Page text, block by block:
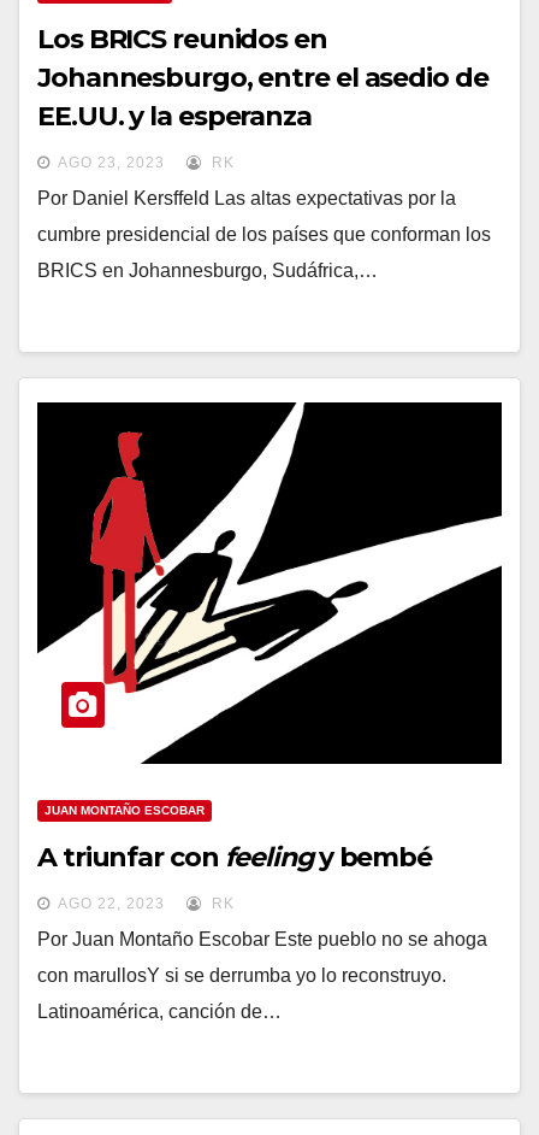
Los BRICS reunidos en
Johannesburgo, entre el asedio de
EE.UU. y la esperanza
AGO 23, 2023 RK
Por Daniel Kersffeld Las altas expectativas por la
cumbre presidencial de los países que conforman los
BRICS en Johannesburgo, Sudáfrica,…
JUAN MONTAÑO ESCOBAR
A triunfar con feelingy bembé
AGO 22, 2023 RK
Por Juan Montaño Escobar Este pueblo no se ahoga
con marullosY si se derrumba yo lo reconstruyo.
Latinoamérica, canción de…